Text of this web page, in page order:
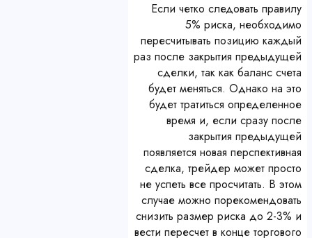
Если четко следовать правилу
5% риска, необходимо
пересчитывать позицию каждый
раз после закрытия предыдущей
сделки, так как баланс счета
будет меняться. Однако на это
будет тратиться определенное
время и, если сразу после
закрытия предыдущей
появляется новая перспективная
сделка, трейдер может просто
не успеть все просчитать. В этом
случае можно порекомендовать
снизить размер риска до 2-3% и
вести пересчет в конце торгового